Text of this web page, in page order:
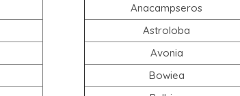
Anacampseros
Astroloba
Avonia
Bowiea